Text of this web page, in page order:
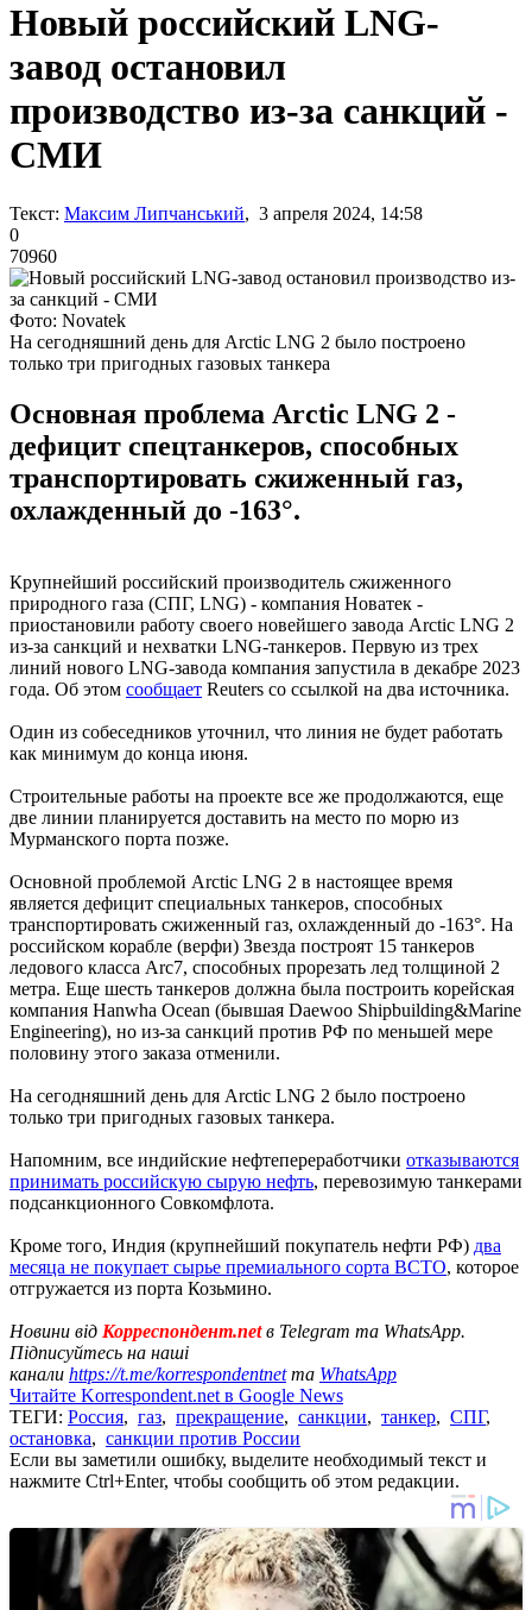
Новый российский LNG-
завод остановил
производство из-за санкций -
СМИ
Текст: Максим Липчанський, 3 апреля 2024, 14:58
0
70960
Фото: Novatek
На сегодняшний день для Arctic LNG 2 было построено
только три пригодных газовых танкера
Основная проблема Arctic LNG 2 -
дефицит спецтанкеров, способных
транспортировать сжиженный газ,
охлажденный до -163°.
Крупнейший российский производитель сжиженного
природного газа (СПГ, LNG) - компания Новатек -
приостановили работу своего новейшего завода Arctic LNG 2
из-за санкций и нехватки LNG-танкеров. Первую из трех
линий нового LNG-завода компания запустила в декабре 2023
года. Об этом сообщает Reuters со ссылкой на два источника.
Один из собеседников уточнил, что линия не будет работать
как минимум до конца июня.
Строительные работы на проекте все же продолжаются, еще
две линии планируется доставить на место по морю из
Мурманского порта позже.
Основной проблемой Arctic LNG 2 в настоящее время
является дефицит специальных танкеров, способных
транспортировать сжиженный газ, охлажденный до -163°. На
российском корабле (верфи) Звезда построят 15 танкеров
ледового класса Arc7, способных прорезать лед толщиной 2
метра. Еще шесть танкеров должна была построить корейская
компания Hanwha Ocean (бывшая Daewoo Shipbuilding&Marine
Engineering), но из-за санкций против РФ по меньшей мере
половину этого заказа отменили.
На сегодняшний день для Arctic LNG 2 было построено
только три пригодных газовых танкера.
Напомним, все индийские нефтепереработчики отказываются
принимать российскую сырую нефть, перевозимую танкерами
подсанкционного Совкомфлота.
Кроме того, Индия (крупнейший покупатель нефти РФ) два
месяца не покупает сырье премиального сорта ВСТО, которое
отгружается из порта Козьмино.
Новини від Корреспондент.netв Telegram та WhatsApp.
Підписуйтесь на наші
канали https://t.me/korrespondentnetта WhatsApp
Читайте Korrespondent.net в Google News
ТЕГИ: Россия, газ, прекращение, санкции, танкер, СПГ,
остановка, санкции против России
Если вы заметили ошибку, выделите необходимый текст и
нажмите Ctrl+Enter, чтобы сообщить об этом редакции.